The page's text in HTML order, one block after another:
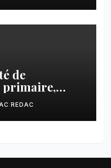
de
primaire,
réaffirmée
du
REDAC